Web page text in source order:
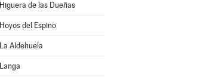
Higuera de las Dueñas
Hoyos del Espino
La Aldehuela
Langa